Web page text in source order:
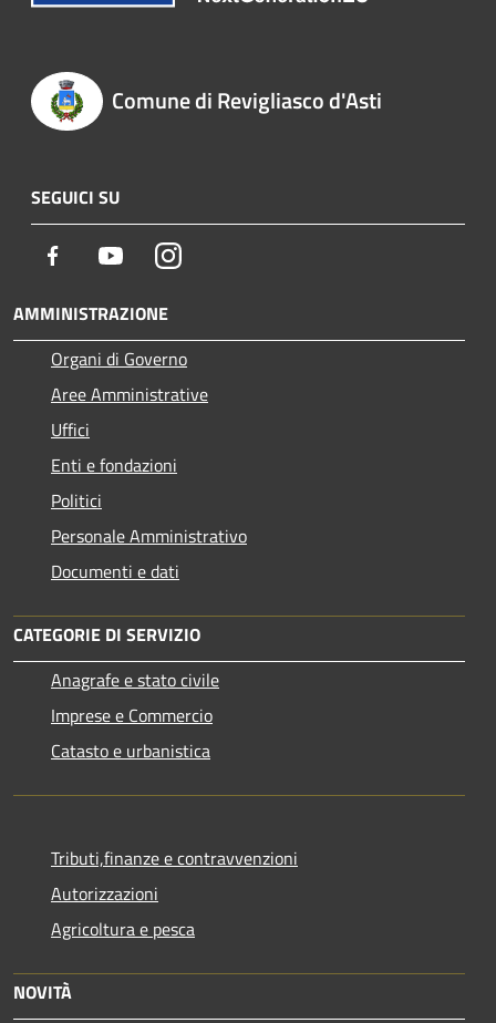
Comune di Revigliasco d'Asti
SEGUICI SU
Facebook YoutubeInstagram
AMMINISTRAZIONE
Organi di Governo
Aree Amministrative
Uffici
Enti e fondazioni
Politici
Personale Amministrativo
Documenti e dati
CATEGORIE DI SERVIZIO
Anagrafe e stato civile
Imprese e Commercio
Catasto e urbanistica
Tributi,finanze e contravvenzioni
Autorizzazioni
Agricoltura e pesca
NOVITÀ